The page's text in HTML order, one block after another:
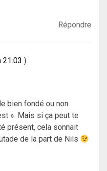
Répondre
bien fondé ou non
». Mais si ça peut te
présent, cela sonnait
de la part de Nils